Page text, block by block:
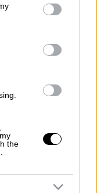
You may click to
party tags to
in below Google
the
, των
, καθώς και
των
2025
2025